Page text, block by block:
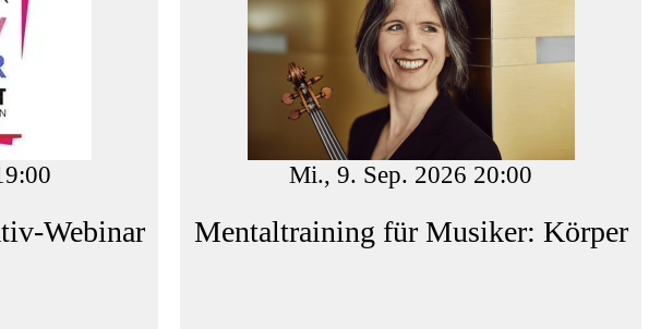
Webinar
Mi., 9. Sep. 2026 20:00
Mentaltraining für Musiker: Körper